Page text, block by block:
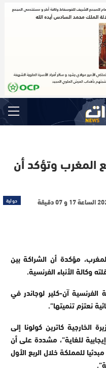
المغرب وتؤكد أن
دولية
مؤكدة أن الشراكة بين
وكالة الأنباء الفرنسية.
الفرنسية آن-كلير لوجاندر في
نعتزم تنميتها”.
الخارجية كاترين كولونا إلى
للغاية”، مشددة على أن
للمملكة خلال الربع الأول